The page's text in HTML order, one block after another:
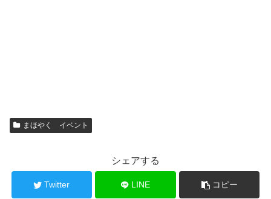
まほやく イベント
シェアする
Twitter LINE コピー